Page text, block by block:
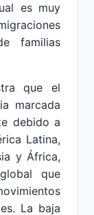
es muy
familias
que el
marcada
debido a
Latina,
y África,
que
La baja